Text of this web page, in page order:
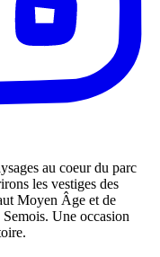
au coeur du parc
les vestiges des
Moyen Âge et de
Une occasion